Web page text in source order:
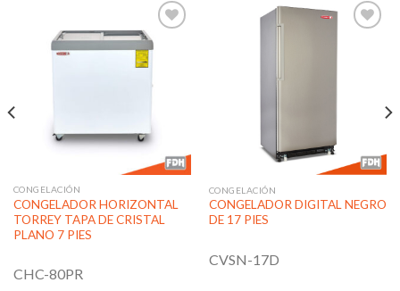
CONGELACIÓN
CONGELADOR HORIZONTAL
TORREY TAPA DE CRISTAL
PLANO 7 PIES
CHC-80PR
CONGELACIÓN
CONGELADOR DIGITAL NEGRO
DE 17 PIES
CVSN-17D